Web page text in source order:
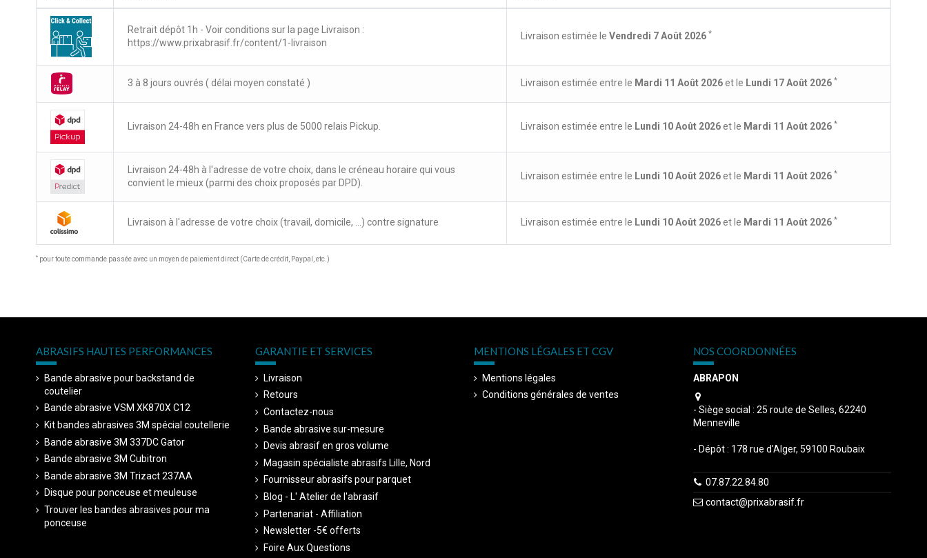
Retrait dépôt 1h - Voir conditions sur la page Livraison :
https://www.prixabrasif.fr/content/1-livraison
Livraison estimée le Vendredi 7 Août 2026 *
3 à 8 jours ouvrés ( délai moyen constaté ) Livraison estimée entre le Mardi 11 Août 2026et le Lundi 17 Août 2026 *
Livraison 24-48h en France vers plus de 5000 relais Pickup. Livraison estimée entre le Lundi 10 Août 2026et le Mardi 11 Août 2026 *
Livraison 24-48h à l'adresse de votre choix, dans le créneau horaire qui vous
convient le mieux (parmi des choix proposés par DPD).
Livraison estimée entre le Lundi 10 Août 2026et le Mardi 11 Août 2026 *
Livraison à l'adresse de votre choix (travail, domicile, ...) contre signature Livraison estimée entre le Lundi 10 Août 2026et le Mardi 11 Août 2026 *
* pour toute commande passée avec un moyen de paiement direct (Carte de crédit, Paypal, etc.)
ABRASIFS HAUTES PERFORMANCES
Bande abrasive pour backstand de
coutelier
Bande abrasive VSM XK870X C12
Kit bandes abrasives 3M spécial coutellerie
Bande abrasive 3M 337DC Gator
Bande abrasive 3M Cubitron
Bande abrasive 3M Trizact 237AA
Disque pour ponceuse et meuleuse
Trouver les bandes abrasives pour ma
ponceuse
GARANTIE ET SERVICES
Livraison
Retours
Contactez-nous
Bande abrasive sur-mesure
Devis abrasif en gros volume
Magasin spécialiste abrasifs Lille, Nord
Fournisseur abrasifs pour parquet
Blog - L' Atelier de l'abrasif
Partenariat - Affiliation
Newsletter -5€ offerts
Foire Aux Questions
MENTIONS LÉGALES ET CGV
Mentions légales
Conditions générales de ventes
NOS COORDONNÉES
ABRAPON
- Siège social : 25 route de Selles, 62240
Menneville
- Dépôt : 178 rue d'Alger, 59100 Roubaix
07.87.22.84.80
contact@prixabrasif.fr